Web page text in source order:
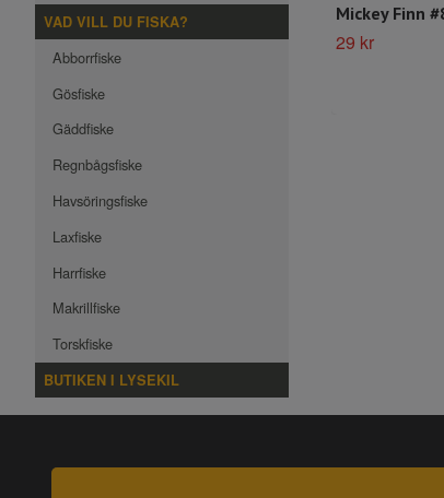
VAD VILL DU FISKA?
Abborrfiske
Gösfiske
Gäddfiske
Regnbågsfiske
Havsöringsfiske
Laxfiske
Harrfiske
Makrillfiske
Torskfiske
BUTIKEN I LYSEKIL
Mickey Finn
29 kr